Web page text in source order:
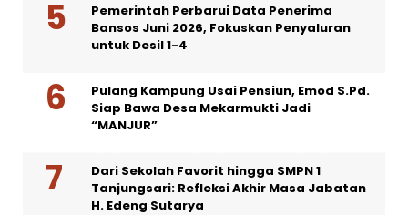
Pemerintah Perbarui Data Penerima
Bansos Juni 2026, Fokuskan Penyaluran
untuk Desil 1-4
Pulang Kampung Usai Pensiun, Emod S.Pd.
Siap Bawa Desa Mekarmukti Jadi
“MANJUR”
Dari Sekolah Favorit hingga SMPN 1
Tanjungsari: Refleksi Akhir Masa Jabatan
H. Edeng Sutarya